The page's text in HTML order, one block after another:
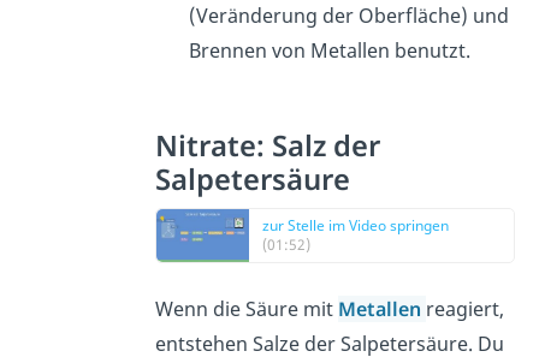
(Veränderung der Oberfläche) und
Brennen von Metallen benutzt.
Nitrate: Salz der
Salpetersäure
zur Stelle im Video springen
(01:52)
Wenn die Säure mit Metallen reagiert,
entstehen Salze der Salpetersäure. Du